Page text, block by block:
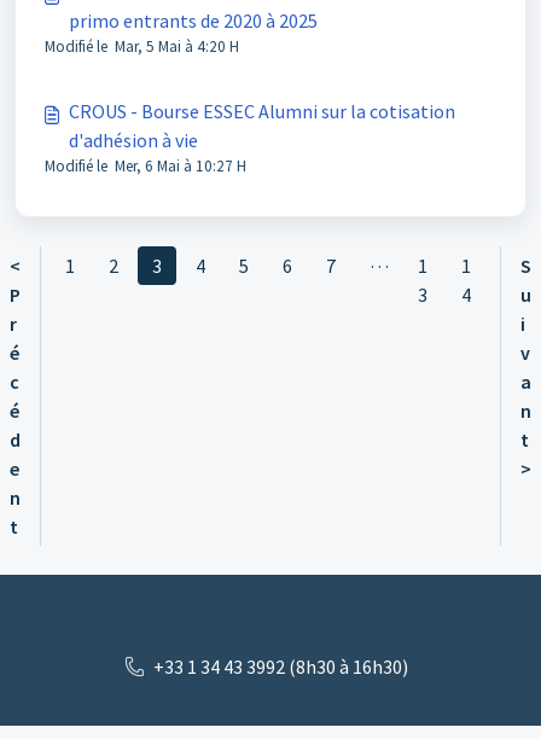
primo entrants de 2020 à 2025
Modifié le Mar, 5 Mai à 4:20 H
CROUS - Bourse ESSEC Alumni sur la cotisation
d'adhésion à vie
Modifié le Mer, 6 Mai à 10:27 H
<
P
r
é
c
é
d
e
n
t
1 2 3 4 5 6 7 …
1
3
1
4
S
u
i
v
a
n
t
>
+33 1 34 43 3992 (8h30 à 16h30)